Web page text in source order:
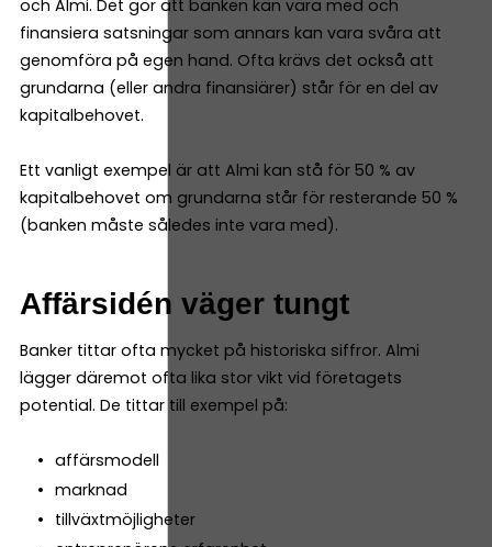
och Almi. Det gör att banken kan vara med och
finansiera satsningar som annars kan vara svåra att
genomföra på egen hand. Ofta krävs det också att
grundarna (eller andra finansiärer) står för en del av
kapitalbehovet.
Ett vanligt exempel är att Almi kan stå för 50 % av
kapitalbehovet om grundarna står för resterande 50 %
(banken måste således inte vara med).
Affärsidén väger tungt
Banker tittar ofta mycket på historiska siffror. Almi
lägger däremot ofta lika stor vikt vid företagets
potential. De tittar till exempel på:
affärsmodell
marknad
tillväxtmöjligheter